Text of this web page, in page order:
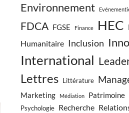
Environnement
FDCA FGSE Finance HEC
Humanitaire Inclusion
International
Lettres Littérature
Marketing Médiation Patrimoine
Psychologie Recherche